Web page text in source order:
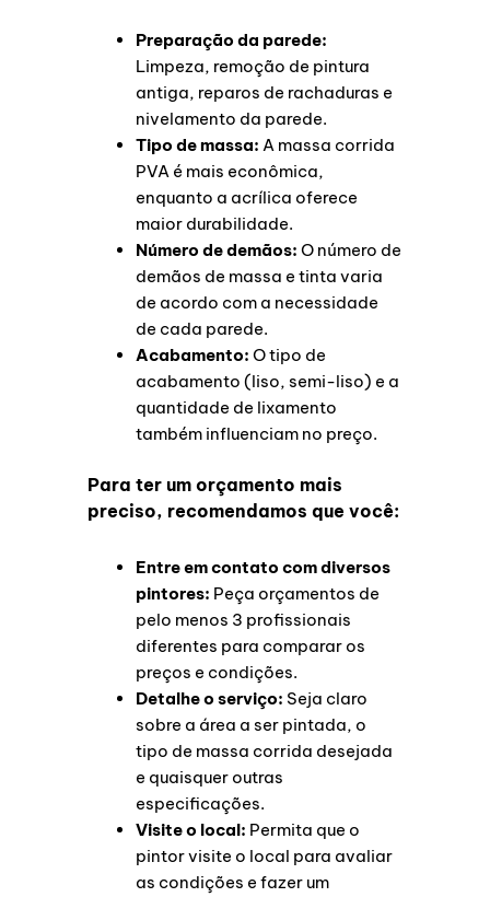
Preparação da parede:
Limpeza, remoção de pintura
antiga, reparos de rachaduras e
nivelamento da parede.
Tipo de massa: A massa corrida
PVA é mais econômica,
enquanto a acrílica oferece
maior durabilidade.
Número de demãos: O número de
demãos de massa e tinta varia
de acordo com a necessidade
de cada parede.
Acabamento: O tipo de
acabamento (liso, semi-liso) e a
quantidade de lixamento
também influenciam no preço.
Para ter um orçamento mais
preciso, recomendamos que você:
Entre em contato com diversos
pintores: Peça orçamentos de
pelo menos 3 profissionais
diferentes para comparar os
preços e condições.
Detalhe o serviço: Seja claro
sobre a área a ser pintada, o
tipo de massa corrida desejada
e quaisquer outras
especificações.
Visite o local: Permita que o
pintor visite o local para avaliar
as condições e fazer um